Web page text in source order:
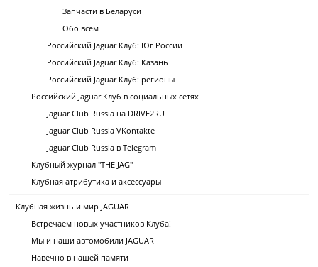
Запчасти в Беларуси
Обо всем
Российский Jaguar Клуб: Юг России
Российский Jaguar Клуб: Казань
Российский Jaguar Клуб: регионы
Российский Jaguar Клуб в социальных сетях
Jaguar Club Russia на DRIVE2RU
Jaguar Club Russia VKontakte
Jaguar Club Russia в Telegram
Клубный журнал "THE JAG"
Клубная атрибутика и аксессуары
Клубная жизнь и мир JAGUAR
Встречаем новых участников Клуба!
Мы и наши автомобили JAGUAR
Навечно в нашей памяти